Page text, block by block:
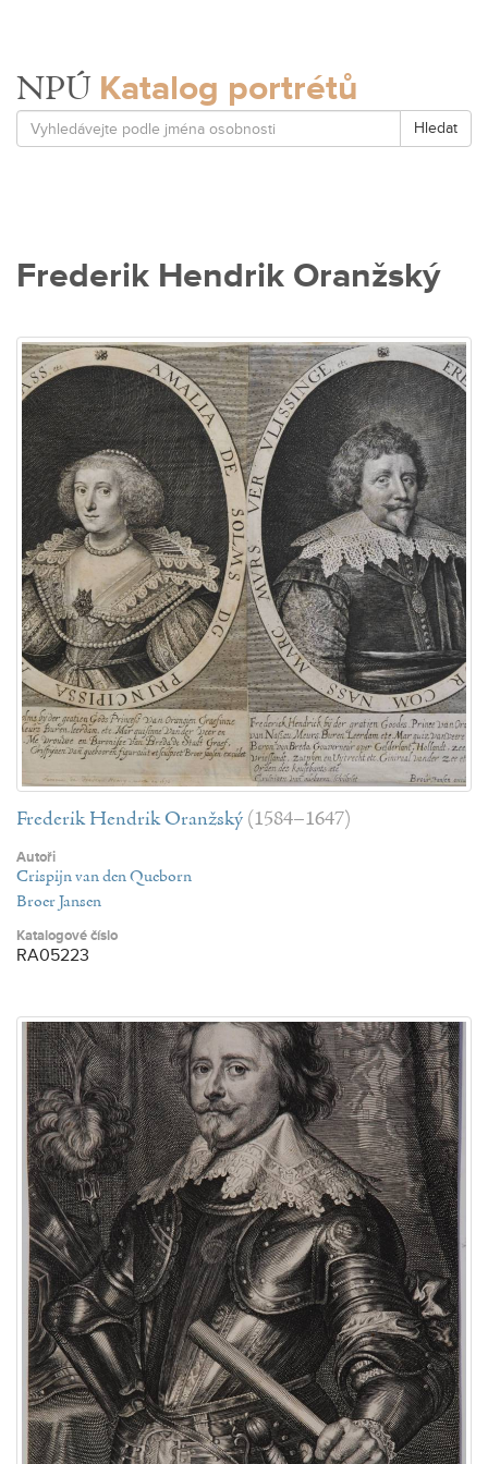
NPÚ Katalog portrétů
Hledat
Frederik Hendrik Oranžský
Frederik Hendrik Oranžský (1584–1647)
Autoři
Crispijn van den Queborn
Broer Jansen
Katalogové číslo
RA05223